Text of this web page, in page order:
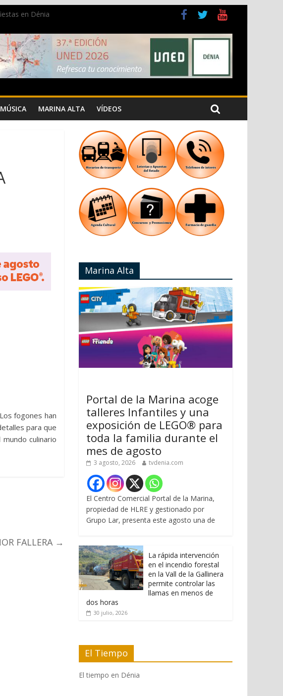
en Dénia
de la ciudad
a la Capitanía Cristiana
en los Jardins de Torrecremada
MÚSICA MARINA ALTA VÍDEOS
fogones han
para que
culinario
FALLERA →
Marina Alta
Portal de la Marina acoge
talleres Infantiles y una
exposición de LEGO® para
toda la familia durante el
mes de agosto
3 agosto, 2026 tvdenia.com
El Centro Comercial Portal de la Marina,
propiedad de HLRE y gestionado por
Grupo Lar, presenta este agosto una de
La rápida intervención
en el incendio forestal
en la Vall de la Gallinera
permite controlar las
llamas en menos de
dos horas
30 julio, 2026
El Tiempo
El tiempo en Dénia